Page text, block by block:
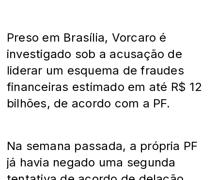
Preso em Brasília, Vorcaro é
investigado sob a acusação de
liderar um esquema de fraudes
financeiras estimado em até R$ 12
bilhões, de acordo com a PF.
Na semana passada, a própria PF
já havia negado uma segunda